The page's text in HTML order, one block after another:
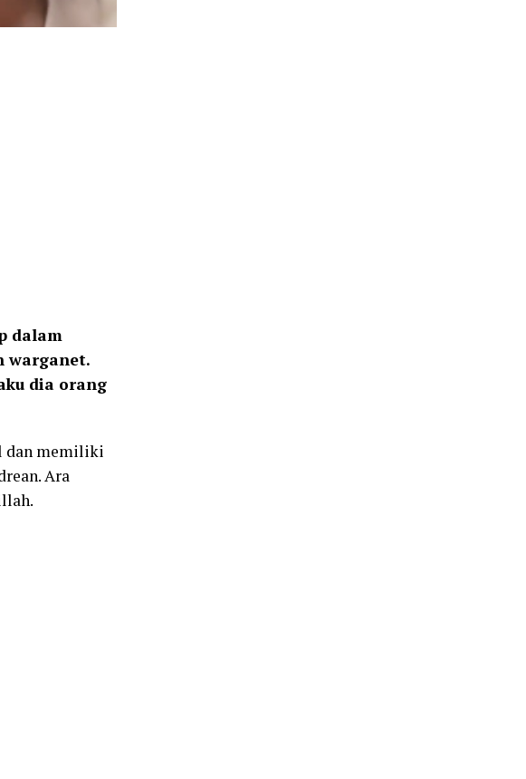
dalam
warganet.
dia orang
dan memiliki
Ara